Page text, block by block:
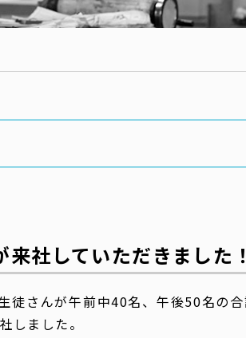
社していただきました！
徒さんが午前中40名、午後50名の
しました。